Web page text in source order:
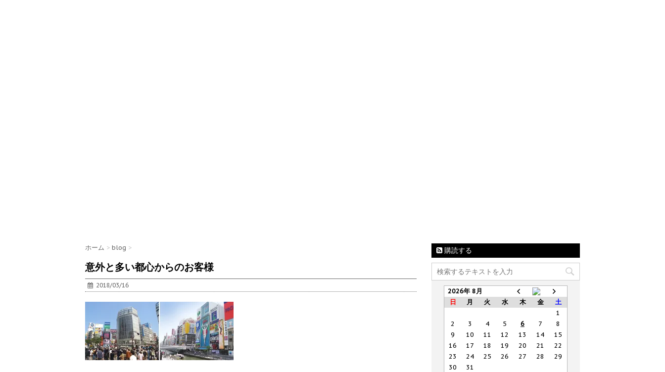
ホーム > blog >
意外と多い都心からのお客様
2018/03/16
購読する
2026年 8月
日
月 火 水 木 金
土
1
2
3 4 5 6 7
8
9
10 11 12 13 14
15
16
17 18 19 20 21
22
23
24 25 26 27 28
29
30
31